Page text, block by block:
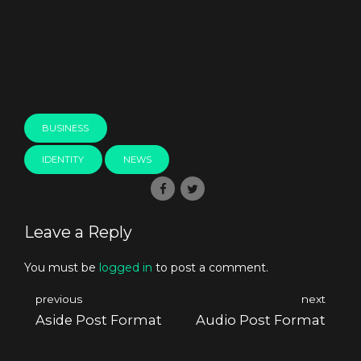
BUSINESS
IDENTITY NEWS
Leave a Reply
You must be logged in to post a comment.
previous
Aside Post Format
next
Audio Post Format